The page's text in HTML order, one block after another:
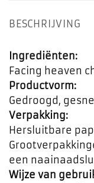
BESCHRIJVING
Ingrediënten:
Facing heaven
Productvorm:
Gedroogd,
Verpakking:
Hersluitbare
een
Wijze van